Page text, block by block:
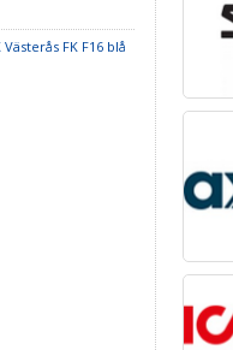
FK F16 blå